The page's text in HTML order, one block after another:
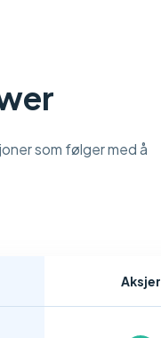
som følger med å
Aksjer